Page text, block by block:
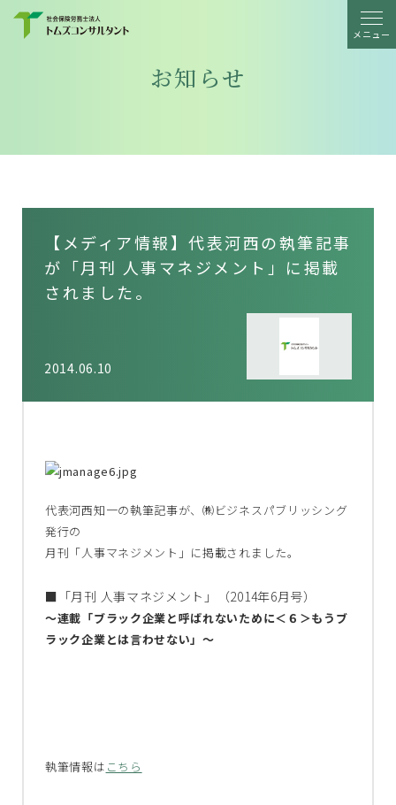
メニュー
お知らせ
【メディア情報】代表河西の執筆記事
が「月刊 人事マネジメント」に掲載
されました。
2014.06.10
代表河西知一の執筆記事が、㈱ビジネスパブリッシング
発行の
月刊「人事マネジメント」に掲載されました。
■「月刊 人事マネジメント」（2014年6月号）
～連載「ブラック企業と呼ばれないために＜６＞もうブ
ラック企業とは言わせない」～
執筆情報は こちら